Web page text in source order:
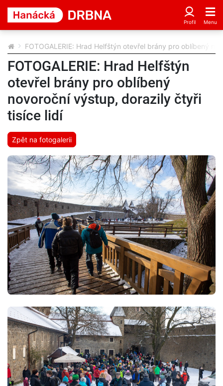
FOTOGALERIE: Hrad Helfštýn otevřel brány pro oblíbený
FOTOGALERIE: Hrad Helfštýn
otevřel brány pro oblíbený
novoroční výstup, dorazily čtyři
tisíce lidí
Zpět na fotogalerii